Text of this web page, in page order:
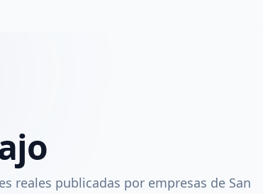
reales publicadas por empresas de San